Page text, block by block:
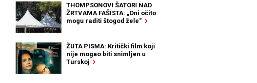
THOMPSONOVI ŠATORI NAD
ŽRTVAMA FAŠISTA: „Oni očito
mogu raditi štogod žele“
ŽUTA PISMA: Kritički film koji
nije mogao biti snimljen u
Turskoj